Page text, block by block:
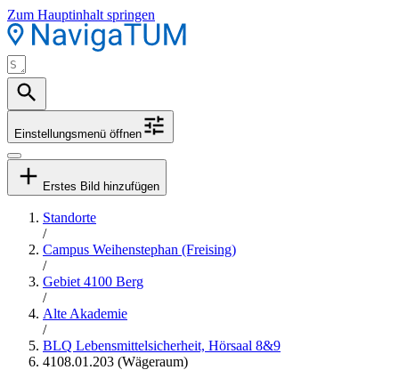
Zum Hauptinhalt springen
Einstellungsmenü öffnen
Erstes Bild hinzufügen
Standorte
/
Campus Weihenstephan (Freising)
/
Gebiet 4100 Berg
/
Alte Akademie
/
BLQ Lebensmittelsicherheit, Hörsaal 8&9
4108.01.203 (Wägeraum)